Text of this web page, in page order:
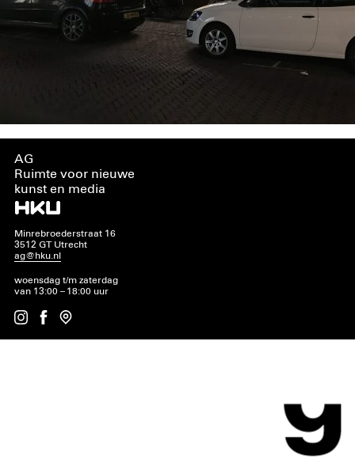
AG
Ruimte voor nieuwe
kunst en media
Minrebroederstraat 16
3512 GT Utrecht
ag@hku.nl
woensdag t/m zaterdag
van 13:00 – 18:00 uur